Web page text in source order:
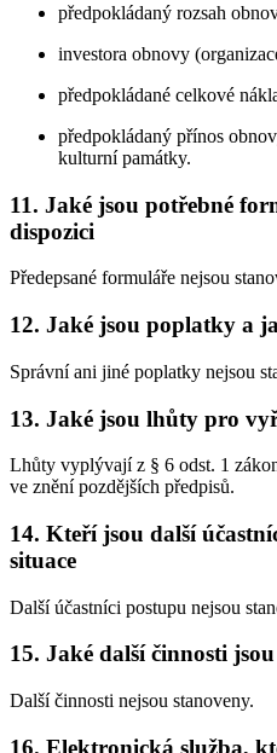
předpokládaný rozsah
investora obnovy
předpokládané celkové
předpokládaný přínos
kulturní památky.
11. Jaké jsou potřebné
dispozici
Předepsané formuláře nejsou
12. Jaké jsou poplatky a
Správní ani jiné poplatky nejsou
13. Jaké jsou lhůty pro
Lhůty vyplývají z § 6 odst. 1
ve znění pozdějších předpisů.
14. Kteří jsou další
situace
Další účastníci postupu nejsou
15. Jaké další činnosti
Další činnosti nejsou stanoveny.
16. Elektronická služba,